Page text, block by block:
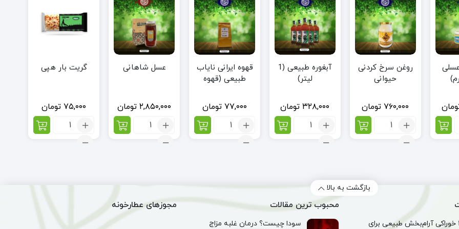
عسلی
روغن سرخ کردنی
حیوانی
۷۶۰,۰۰۰ تومان
تعداد:
آبغوره طبیعی (1
لیتر)
۳۲۸,۰۰۰ تومان
تعداد:
قهوه ایرانی نایاب
طبیعی (قهوه
۷۷,۰۰۰ تومان
تعداد:
عسل شاهانی
۲,۸۵۰,۰۰۰ تومان
تعداد:
گریت بار هپی
۷۵,۰۰۰ تومان
تعداد:
بازگشت به بالا
۱۰ خوراکی آرام‌بخش طبیعی برای
محبوب ترین مقالات
سودا چیست؟ درمان غلبه مزاج
مجوزهای عطارخونه